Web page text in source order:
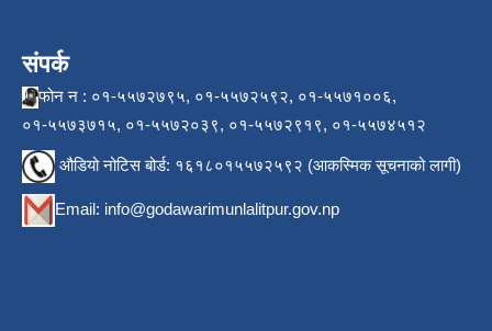
संपर्क
फोन न : ०१-५५७२७९५, ०१-५५७२५९२, ०१-५५७१००६,
०१-५५७३७१५, ०१-५५७२०३९, ०१-५५७२९१९, ०१-५५७४५१२
औडियो नोटिस बोर्ड: १६१८०१५५७२५९२ (आकस्मिक सूचनाको लागी)
Email: info@godawarimunlalitpur.gov.np